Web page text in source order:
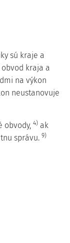
sú kraje a
obvod kraja a
na výkon
neustanovuje
obvody, 4) ak
správu. 9)